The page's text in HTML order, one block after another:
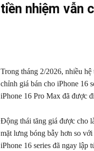
tiền nhiệm vẫn
Trong tháng 2/2026, nhiều
chỉnh giá bán cho iPhone 16
iPhone 16 Pro Max đã được
Động thái tăng giá được cho
mặt lưng bóng bẫy hơn so
iPhone 16 series đã ngay lập